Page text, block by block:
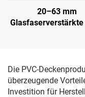
20–63 mm
Glasfaserverstärkte
Die PVC-
überzeugende
Investition für